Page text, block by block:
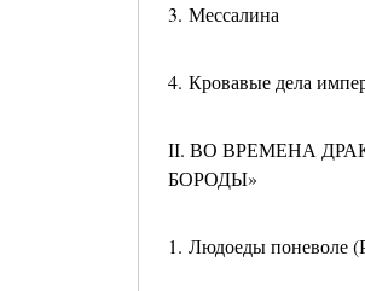
3. Мессалина
4. Кровавые дела
ІІ. ВО ВРЕМЕНА
БОРОДЫ»
1. Людоеды поневоле